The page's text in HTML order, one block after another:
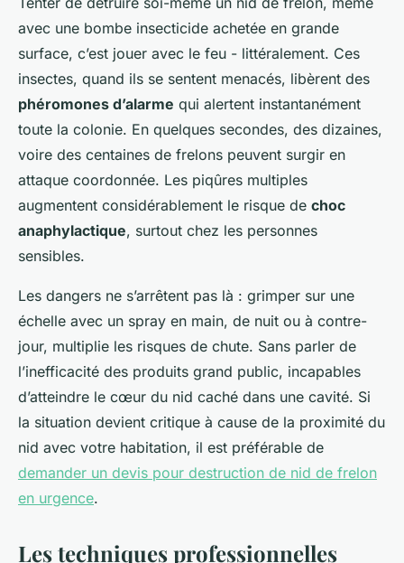
avec une bombe insecticide achetée en grande
surface, c’est jouer avec le feu - littéralement. Ces
insectes, quand ils se sentent menacés, libèrent des
phéromones d’alarme qui alertent instantanément
toute la colonie. En quelques secondes, des dizaines,
voire des centaines de frelons peuvent surgir en
attaque coordonnée. Les piqûres multiples
augmentent considérablement le risque de choc
anaphylactique, surtout chez les personnes
sensibles.
Les dangers ne s’arrêtent pas là : grimper sur une
échelle avec un spray en main, de nuit ou à contre-
jour, multiplie les risques de chute. Sans parler de
l’inefficacité des produits grand public, incapables
d’atteindre le cœur du nid caché dans une cavité. Si
la situation devient critique à cause de la proximité du
nid avec votre habitation, il est préférable de
demander un devis pour destruction de nid de frelon
en urgence.
Les techniques professionnelles